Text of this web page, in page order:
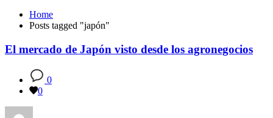
Home
Posts tagged "japón"
El mercado de Japón visto desde los agronegocios
0
0